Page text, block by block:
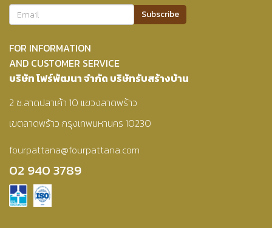
FOR INFORMATION
AND CUSTOMER SERVICE
บริษัท โฟร์พัฒนา จำกัด บริษัทรับสร้างบ้าน
2 ซ.ลาดปลาเค้า 10 แขวงลาดพร้าว
เขตลาดพร้าว กรุงเทพมหานคร 10230
fourpattana@fourpattana.com
02 940 3789